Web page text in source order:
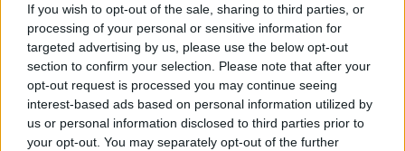
If you wish to opt-out of the sale, sharing to third parties, or
processing of your personal or sensitive information for
targeted advertising by us, please use the below opt-out
section to confirm your selection. Please note that after your
opt-out request is processed you may continue seeing
interest-based ads based on personal information utilized by
us or personal information disclosed to third parties prior to
your opt-out. You may separately opt-out of the further
ne tik didmiesčiuose:
spąstai spendžiami
socialiniuose tinkluose
patekti migrantai užpuolė
VSAT pareigūnus (2)